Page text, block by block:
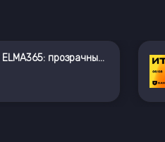
Закупки сырья в ELMA365: прозрачные торги без Excel и хаоса